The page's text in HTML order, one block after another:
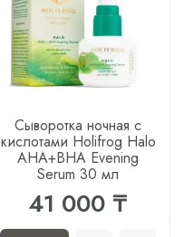
Сыворотка ночная с
кислотами Holifrog Halo
AHA+BHA Evening
Serum 30 мл
41 000 ₸